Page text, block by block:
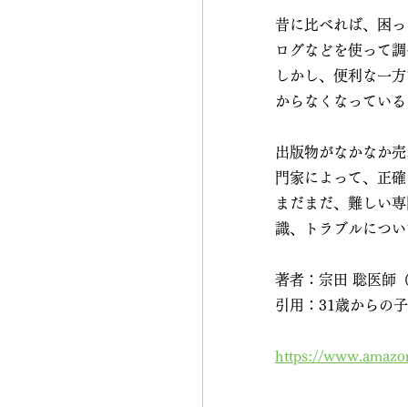
昔に比べれば、困
ログなどを使って
しかし、便利な一
からなくなってい
出版物がなかなか
門家によって、正
まだまだ、難しい
識、トラブルにつ
著者：宗田 聡医師
引用：31歳からの
https://